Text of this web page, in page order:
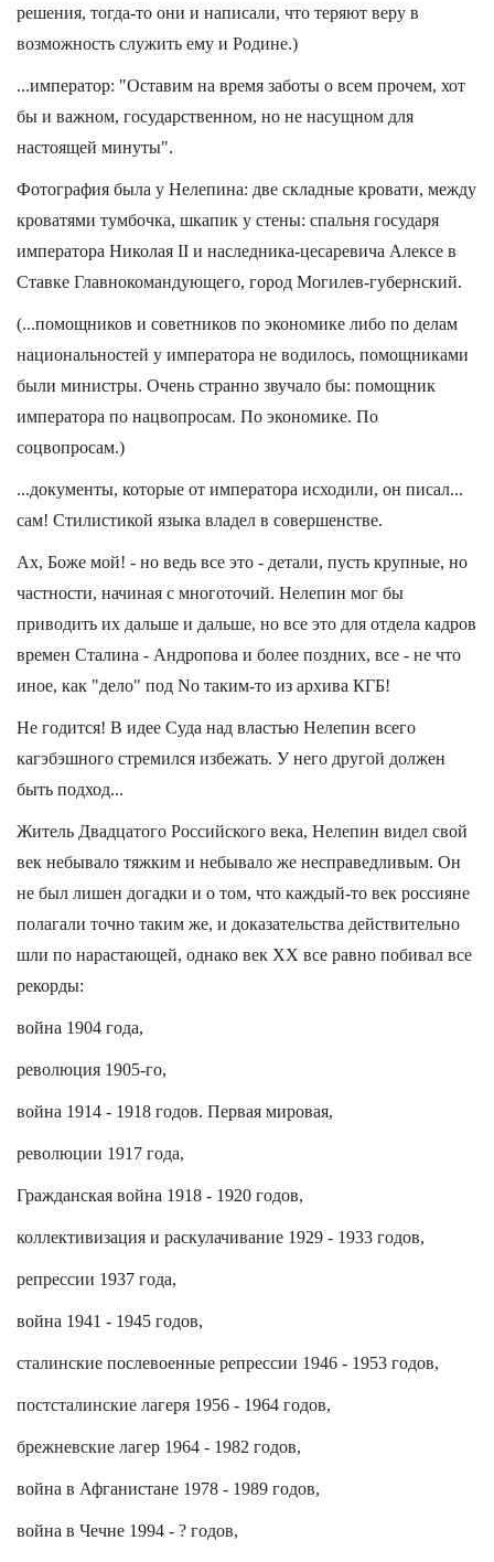
решения, тогда-то они и написали, что теряют веру в
возможность служить ему и Родине.)
...император: "Оставим на время заботы о всем прочем, хот
бы и важном, государственном, но не насущном для
настоящей минуты".
Фотография была у Нелепина: две складные кровати, между
кроватями тумбочка, шкапик у стены: спальня государя
императора Николая II и наследника-цесаревича Алексе в
Ставке Главнокомандующего, город Могилев-губернский.
(...помощников и советников по экономике либо по делам
национальностей у императора не водилось, помощниками
были министры. Очень странно звучало бы: помощник
императора по нацвопросам. По экономике. По
соцвопросам.)
...документы, которые от императора исходили, он писал...
сам! Стилистикой языка владел в совершенстве.
Ах, Боже мой! - но ведь все это - детали, пусть крупные, но
частности, начиная с многоточий. Нелепин мог бы
приводить их дальше и дальше, но все это для отдела кадров
времен Сталина - Андропова и более поздних, все - не что
иное, как "дело" под No таким-то из архива КГБ!
Не годится! В идее Суда над властью Нелепин всего
кагэбэшного стремился избежать. У него другой должен
быть подход...
Житель Двадцатого Российского века, Нелепин видел свой
век небывало тяжким и небывало же несправедливым. Он
не был лишен догадки и о том, что каждый-то век россияне
полагали точно таким же, и доказательства действительно
шли по нарастающей, однако век XX все равно побивал все
рекорды:
война 1904 года,
революция 1905-го,
война 1914 - 1918 годов. Первая мировая,
революции 1917 года,
Гражданская война 1918 - 1920 годов,
коллективизация и раскулачивание 1929 - 1933 годов,
репрессии 1937 года,
война 1941 - 1945 годов,
сталинские послевоенные репрессии 1946 - 1953 годов,
постсталинские лагеря 1956 - 1964 годов,
брежневские лагер 1964 - 1982 годов,
война в Афганистане 1978 - 1989 годов,
война в Чечне 1994 - ? годов,